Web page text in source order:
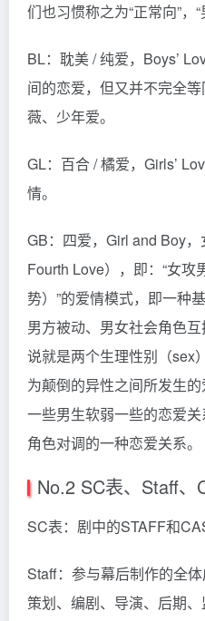
们也习惯称之为“正常向”，“
BL：耽美 / 纯爱，Boys’
间的恋爱，但又并不完全
薇、少年爱。
GL：百合 / 橘爱，Girls’
情。
GB：四爱，Girl and Boy
Fourth Love），即：“女攻
势）”的爱情模式，即一种
男方被动、男女社会角色
说就是两个生理性别（sex
为颠倒的异性之间所发生
一些男生软弱一些的恋爱
角色对调的一种恋爱关系。
No.2 SC表、Staff、
SC表：剧中的STAFF和
Staff：参与幕后制作的全体
策划、编剧、导演、后期